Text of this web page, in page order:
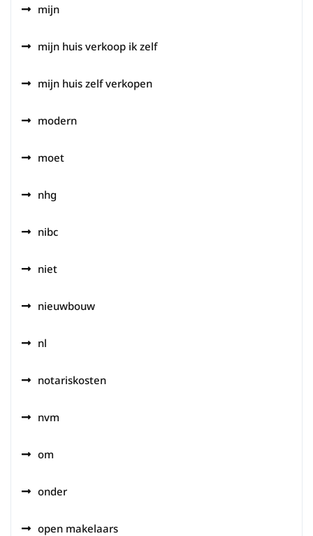
mijn
mijn huis verkoop ik zelf
mijn huis zelf verkopen
modern
moet
nhg
nibc
niet
nieuwbouw
nl
notariskosten
nvm
om
onder
open makelaars